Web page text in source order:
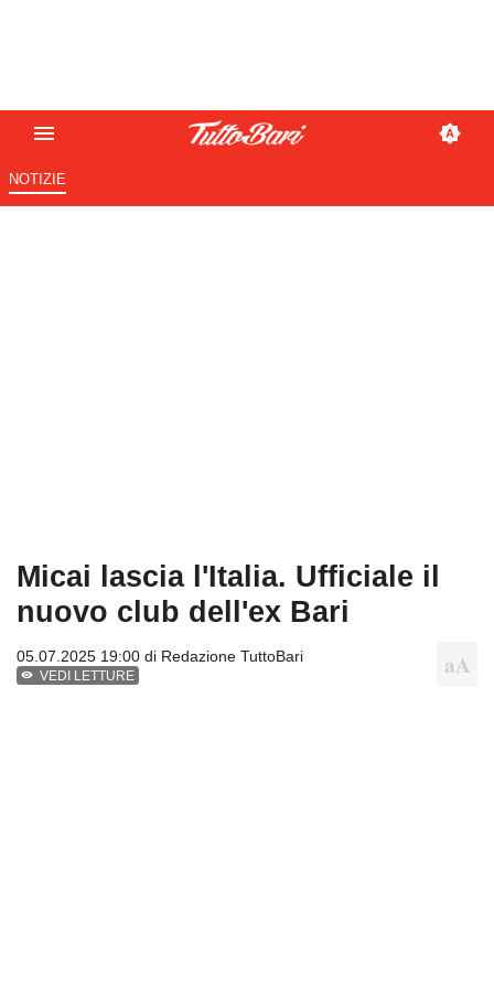
NOTIZIE
Micai lascia l'Italia. Ufficiale il
nuovo club dell'ex Bari
05.07.2025 19:00 di Redazione TuttoBari
VEDI LETTURE